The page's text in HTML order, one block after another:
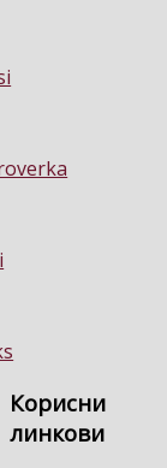
Корисни
линкови